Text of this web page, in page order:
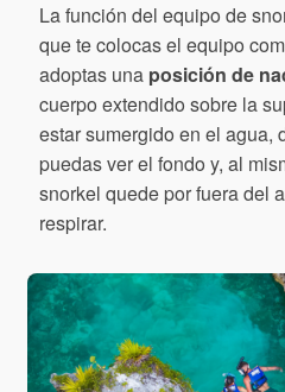
La función del equipo de
que te colocas el equipo
adoptas una posición de
cuerpo extendido sobre la
estar sumergido en el agua,
puedas ver el fondo y, al
snorkel quede por fuera del
respirar.